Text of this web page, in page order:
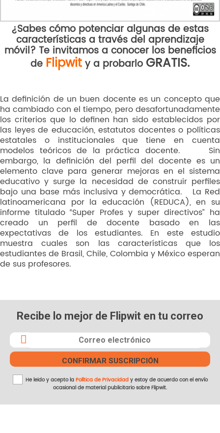
¿Sabes cómo potenciar algunas de estas
características a través del aprendizaje
móvil? Te invitamos a conocer los beneficios
de Flipwity a probarlo GRATIS.
La definición de un buen docente es un concepto que
ha cambiado con el tiempo, pero desafortunadamente
los criterios que lo definen han sido establecidos por
las leyes de educación, estatutos docentes o políticas
estatales o institucionales que tiene en cuenta
modelos teóricos de la práctica docente. Sin
embargo, la definición del perfil del docente es un
elemento clave para generar mejoras en el sistema
educativo y surge la necesidad de construir perfiles
bajo una base más inclusiva y democrática. La Red
latinoamericana por la educación (REDUCA), en su
informe titulado “Super Profes y super directivos” ha
creado un perfil de docente basado en las
expectativas de los estudiantes. En este estudio
muestra cuales son las características que los
estudiantes de Brasil, Chile, Colombia y México esperan
de sus profesores.
Recibe lo mejor de Flipwit en tu correo
He leido y acepto laPolítica de Privacidady estoy de acuerdo con el envío
ocasional de material publicitario sobre Flipwit.